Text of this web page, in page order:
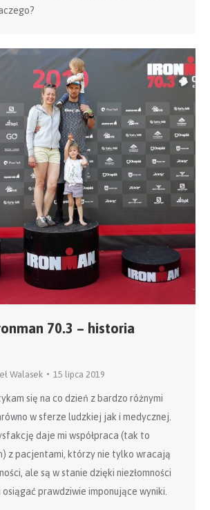
70.3 – historia
Walasek 15 lipca 2019
się na co dzień z bardzo różnymi
w sferze ludzkiej jak i medycznej.
daje mi współpraca (tak to
z pacjentami, którzy nie tylko wracają
ale są w stanie dzięki niezłomności
osiągać prawdziwie imponujące wyniki.